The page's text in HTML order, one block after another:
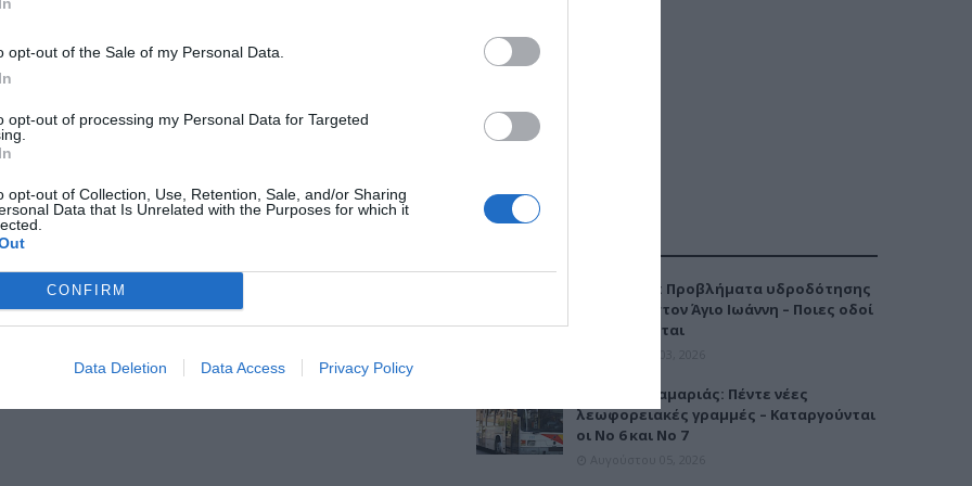
opt-out of the Sale of my Personal Data.
opt-out of processing my Personal Data for Targeted
opt-out of Collection, Use, Retention, Sale, and/or Sharing
Data that Is Unrelated with the Purposes for which it
CONFIRM
Data Deletion Data Access Privacy Policy
«Τουρισμός για Όλους» - Ποιοι κάνουν σήμερα
12:00 το μεσημέρι, ξεκίνησαν οι αιτήσεις συμμετοχής στο νέο
Καλαμαριά: Προβλήματα υδροδότησης
την Τρίτη στον Άγιο Ιωάννη – Ποιες οδοί
επηρεάζονται
Μετρό Καλαμαριάς: Πέντε νέες
λεωφορειακές γραμμές – Καταργούνται
οι Νο 6 και Νο 7